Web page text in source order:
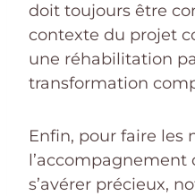
doit toujours être
contexte du projet
une réhabilitation
transformation
Enfin, pour faire les
l’accompagnement
s’avérer précieux,